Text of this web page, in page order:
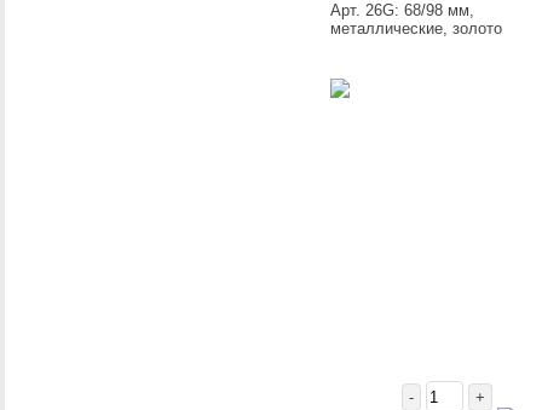
Арт. 26G: 68/98 мм,
металлические, золото
- +